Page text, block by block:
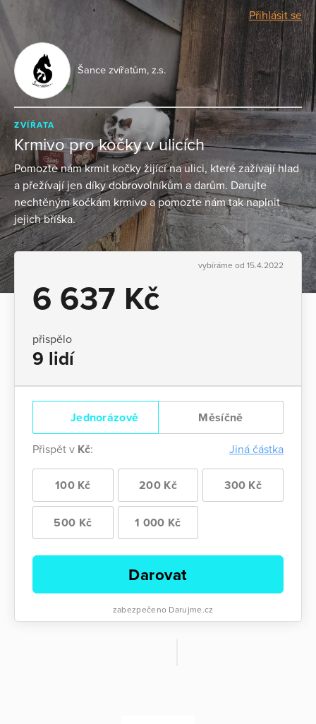
Přihlásit se
Šance zvířatům, z.s.
ZVÍŘATA
Krmivo pro kočky v ulicích
Pomozte nám krmit kočky žijící na ulici, které zažívají hlad
a přežívají jen díky dobrovolníkům a darům. Darujte
nechtěným kočkám krmivo a pomozte nám tak naplnit
jejich bříška.
vybíráme od 15.4.2022
6 637 Kč
přispělo
9 lidí
Jednorázově Měsíčně
Přispět v Kč: Jiná částka
100 Kč 200 Kč 300 Kč
500 Kč 1 000 Kč
Darovat
zabezpečeno Darujme.cz